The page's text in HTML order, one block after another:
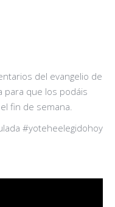
del evangelio de
para que los podáis
fin de semana.
#yoteheelegidohoy